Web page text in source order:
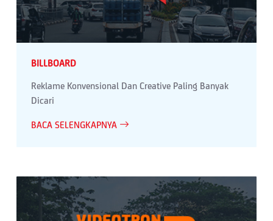
BILLBOARD
Reklame Konvensional Dan Creative Paling Banyak
Dicari
BACA SELENGKAPNYA